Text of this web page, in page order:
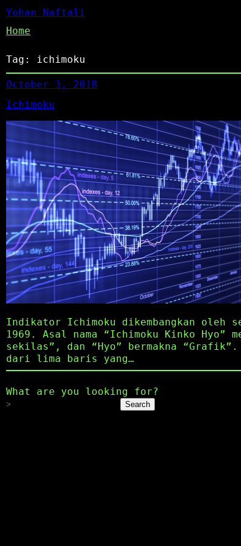
Yohan Naftali
Home
Tag: ichimoku
October 3, 2018
Ichimoku
Indikator Ichimoku dikembangkan oleh
1969. Asal nama “Ichimoku Kinko Hyo”
sekilas”, dan “Hyo” bermakna
dari lima baris yang…
What are you looking for?
Search